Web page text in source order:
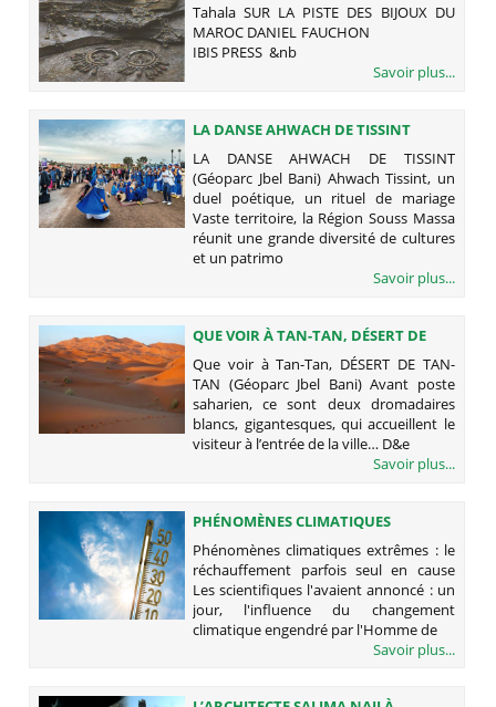
Tahala SUR LA PISTE DES BIJOUX DU
MAROC DANIEL FAUCHON
IBIS PRESS &nb
Savoir plus...
LA DANSE AHWACH DE TISSINT
(GÉOPARC JBEL BANI)
LA DANSE AHWACH DE TISSINT
(Géoparc Jbel Bani) Ahwach Tissint, un
duel poétique, un rituel de mariage
Vaste territoire, la Région Souss Massa
réunit une grande diversité de cultures
et un patrimo
Savoir plus...
QUE VOIR À TAN-TAN, DÉSERT DE
TAN-TAN (GÉOPARC JBEL BANI)
Que voir à Tan-Tan, DÉSERT DE TAN-
TAN (Géoparc Jbel Bani) Avant poste
saharien, ce sont deux dromadaires
blancs, gigantesques, qui accueillent le
visiteur à l’entrée de la ville… D&e
Savoir plus...
PHÉNOMÈNES CLIMATIQUES
EXTRÊMES : LE RÉCHAUFFEMENT
PARFOIS SEUL EN CAUSE
Phénomènes climatiques extrêmes : le
réchauffement parfois seul en cause
Les scientifiques l'avaient annoncé : un
jour, l'influence du changement
climatique engendré par l'Homme de
Savoir plus...